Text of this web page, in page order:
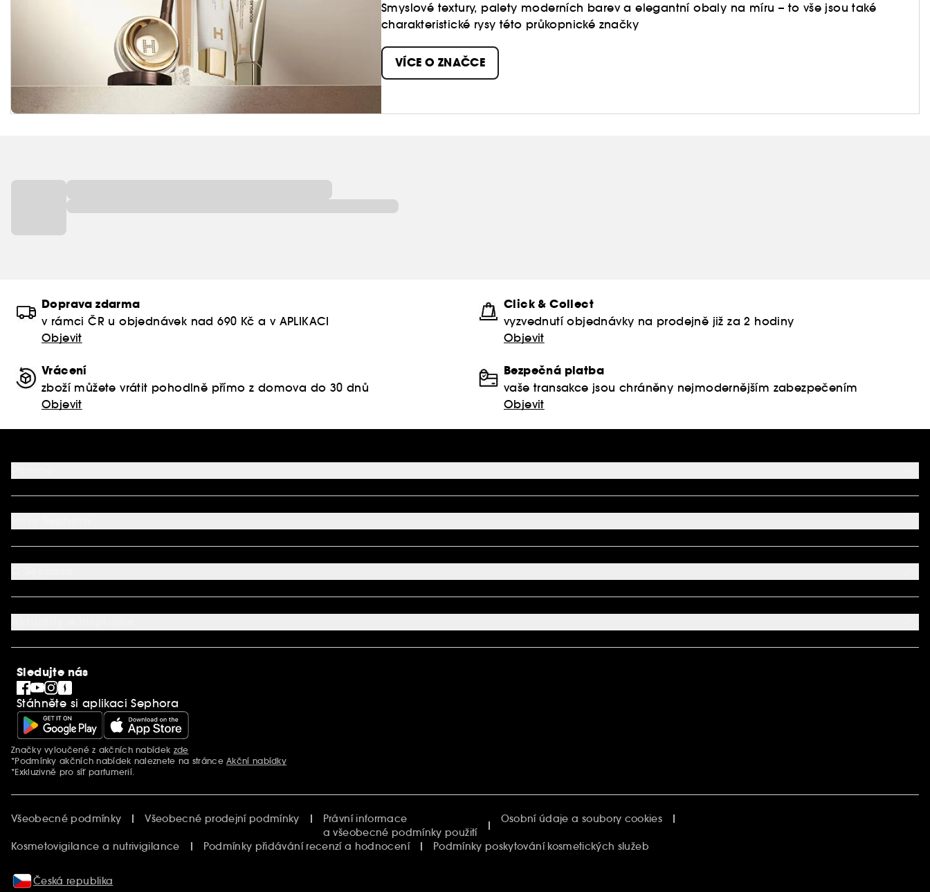
Smyslové textury, palety moderních barev a elegantní obaly na míru – to vše jsou také
charakteristické rysy této průkopnické značky
VÍCE O ZNAČCE
Doprava zdarma
v rámci ČR u objednávek nad 690 Kč a v APLIKACI
Objevit
Click & Collect
vyzvednutí objednávky na prodejně již za 2 hodiny
Objevit
Vrácení
zboží můžete vrátit pohodlně přímo z domova do 30 dnů
Objevit
Bezpečná platba
vaše transakce jsou chráněny nejmodernějším zabezpečením
Objevit
FAQ
Podmínky Nabídek
Kontaktujte nás
Mapa stránky
Můj účet
Aplikace SEPHORA
Nastavení souborů cookie
O společnosti Sephora
Kariéra
SEPHORiA
Blog Sephora
Singles´ Day
Black Friday
Cyber Monday
Vánoce
Sledujte nás
Stáhněte si aplikaci Sephora
Další informace
Značky vyloučené z akčních nabídek zde
*Podmínky akčních nabídek naleznete na stránceAkční nabídky
*Exkluzivně pro síť parfumerií.
Všeobecné podmínky Všeobecné prodejní podmínky
Právní informace
a všeobecné podmínky použití
Osobní údaje a soubory cookies
Kosmetovigilance a nutrivigilance Podmínky přidávání recenzí a hodnocení Podmínky poskytování kosmetických služeb
Česká republika